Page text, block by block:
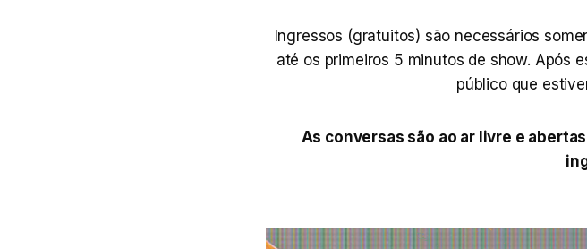
Ingressos (gratuitos) são necessários
até os primeiros 5 minutos de show. Após
público que
As conversas são ao ar livre e